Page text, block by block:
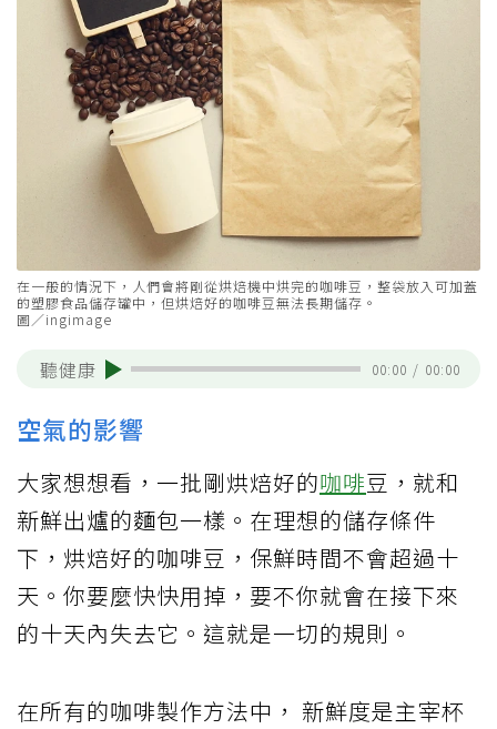
在一般的情況下，人們會將剛從烘焙機中烘完的咖啡豆，整袋放入可加蓋
的塑膠食品儲存罐中，但烘焙好的咖啡豆無法長期儲存。
圖／ingimage
聽健康 00:00 / 00:00
空氣的影響
大家想想看，一批剛烘焙好的咖啡豆，就和
新鮮出爐的麵包一樣。在理想的儲存條件
下，烘焙好的咖啡豆，保鮮時間不會超過十
天。你要麼快快用掉，要不你就會在接下來
的十天內失去它。這就是一切的規則。
在所有的咖啡製作方法中， 新鮮度是主宰杯